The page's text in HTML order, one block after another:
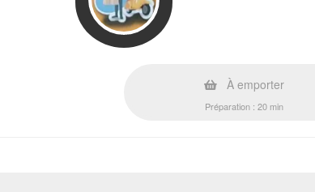
À emporter
Préparation : 20 min